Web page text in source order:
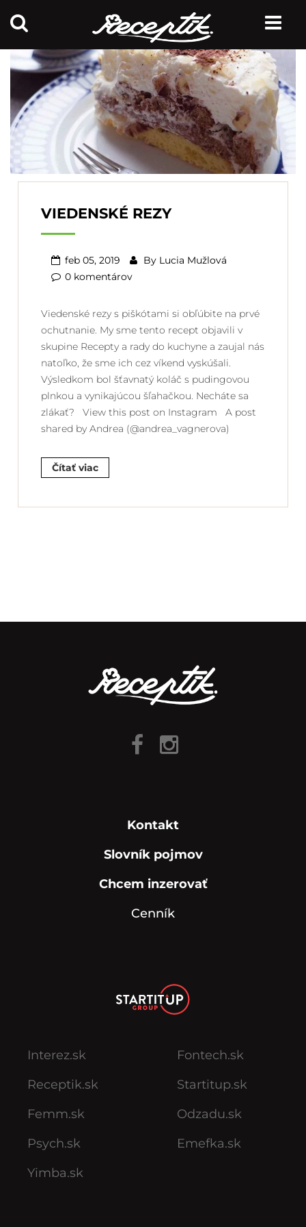
VIEDENSKÉ REZY
feb 05, 2019 By Lucia Mužlová
0 komentárov
Viedenské rezy s piškótami si obľúbite na prvé
ochutnanie. My sme tento recept objavili v
skupine Recepty a rady do kuchyne a zaujal nás
natoľko, že sme ich cez víkend vyskúšali.
Výsledkom bol šťavnatý koláč s pudingovou
plnkou a vynikajúcou šľahačkou. Necháte sa
zlákať? View this post on Instagram A post
shared by Andrea (@andrea_vagnerova)
Čítať viac
Kontakt
Slovník pojmov
Chcem inzerovať
Cenník
Interez.sk
Receptik.sk
Femm.sk
Psych.sk
Yimba.sk
Fontech.sk
Startitup.sk
Odzadu.sk
Emefka.sk